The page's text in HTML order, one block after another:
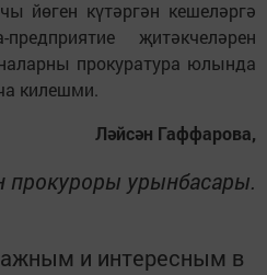
йөген күтәргән кешеләргә
җитәкчеләрен
прокуратура юлында
килешми.
Ләйсән Гаффарова,
прокуроры урынбасары.
и интересным в